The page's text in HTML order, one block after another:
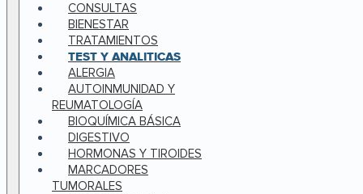
CONSULTAS
BIENESTAR
TRATAMIENTOS
TEST Y ANALITICAS
ALERGIA
AUTOINMUNIDAD Y
REUMATOLOGÍA
BIOQUÍMICA BÁSICA
DIGESTIVO
HORMONAS Y TIROIDES
MARCADORES
TUMORALES